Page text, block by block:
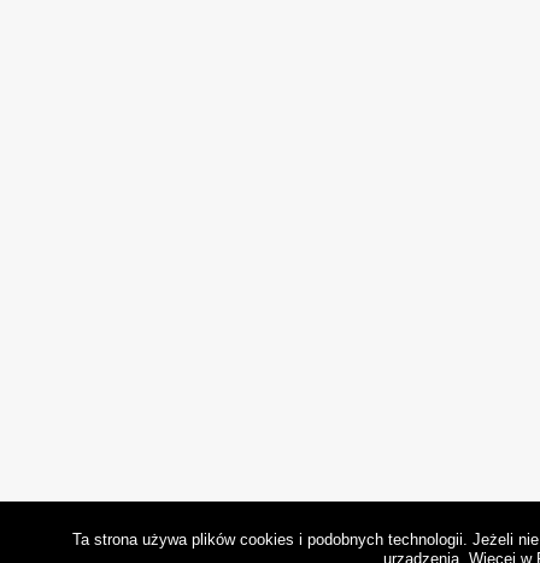
Ta strona używa plików cookies i podobnych technologii. Jeżeli
urządzenia. Więcej w